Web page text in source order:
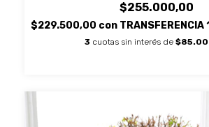
$255.000,00
$229.500,00 con
3 cuotas sin interés de